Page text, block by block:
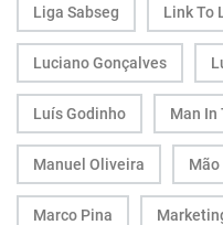
Liga Sabseg Link To
Luciano Gonçalves
Luís Godinho Man In
Manuel Oliveira Mão
Marco Pina